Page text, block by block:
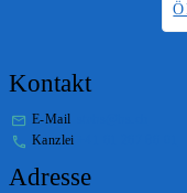
Kontakt
E-Mail
Kanzlei
Adresse